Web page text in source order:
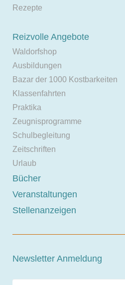
Rezepte
Reizvolle Angebote
Waldorfshop
Ausbildungen
Bazar der 1000 Kostbarkeiten
Klassenfahrten
Praktika
Zeugnisprogramme
Schulbegleitung
Zeitschriften
Urlaub
Bücher
Veranstaltungen
Stellenanzeigen
Newsletter Anmeldung